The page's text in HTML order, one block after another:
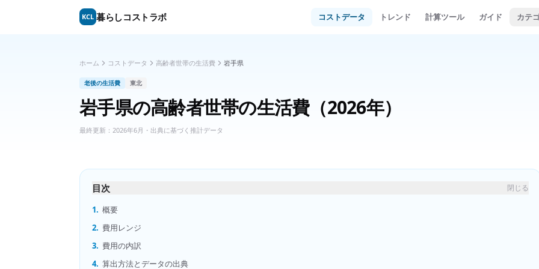
KCL 暮らしコストラボ コストデータ トレンド 計算ツール ガイド カテ
ホーム コストデータ 高齢者世帯の生活費 岩手県
老後の生活費 東北
岩手県の高齢者世帯の生活費（2026年）
最終更新： 2026年6月 ・出典に基づく推計データ
目次 閉じる
1. 概要
2. 費用レンジ
3. 費用の内訳
4. 算出方法とデータの出典